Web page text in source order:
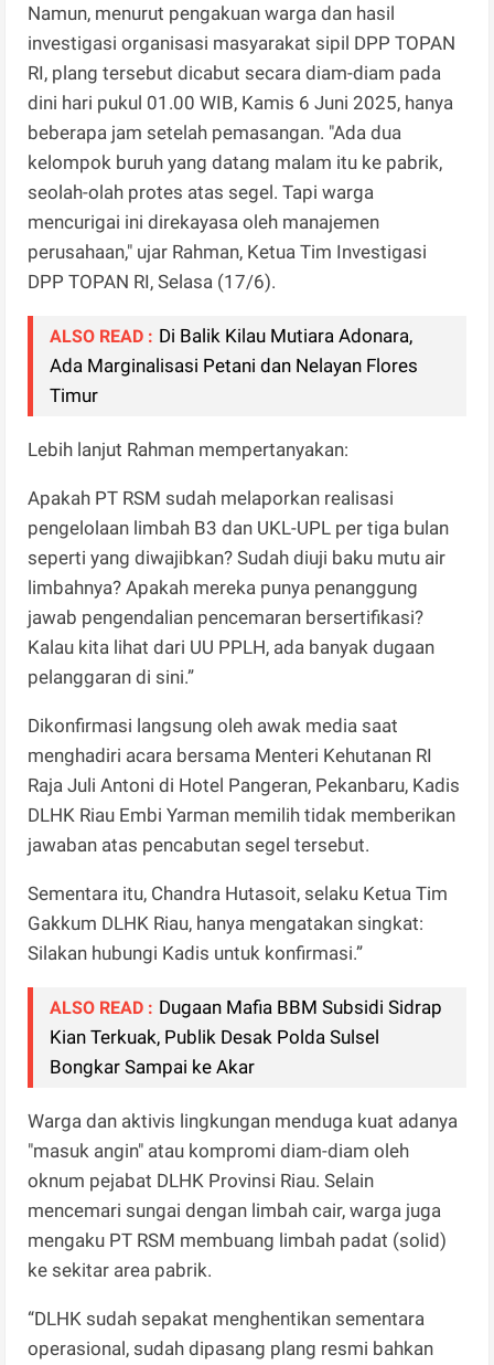
Namun, menurut pengakuan warga dan hasil
investigasi organisasi masyarakat sipil DPP TOPAN
RI, plang tersebut dicabut secara diam-diam pada
dini hari pukul 01.00 WIB, Kamis 6 Juni 2025, hanya
beberapa jam setelah pemasangan. "Ada dua
kelompok buruh yang datang malam itu ke pabrik,
seolah-olah protes atas segel. Tapi warga
mencurigai ini direkayasa oleh manajemen
perusahaan," ujar Rahman, Ketua Tim Investigasi
DPP TOPAN RI, Selasa (17/6).
ALSO READ : Di Balik Kilau Mutiara Adonara,
Ada Marginalisasi Petani dan Nelayan Flores
Timur
Lebih lanjut Rahman mempertanyakan:
Apakah PT RSM sudah melaporkan realisasi
pengelolaan limbah B3 dan UKL-UPL per tiga bulan
seperti yang diwajibkan? Sudah diuji baku mutu air
limbahnya? Apakah mereka punya penanggung
jawab pengendalian pencemaran bersertifikasi?
Kalau kita lihat dari UU PPLH, ada banyak dugaan
pelanggaran di sini.”
Dikonfirmasi langsung oleh awak media saat
menghadiri acara bersama Menteri Kehutanan RI
Raja Juli Antoni di Hotel Pangeran, Pekanbaru, Kadis
DLHK Riau Embi Yarman memilih tidak memberikan
jawaban atas pencabutan segel tersebut.
Sementara itu, Chandra Hutasoit, selaku Ketua Tim
Gakkum DLHK Riau, hanya mengatakan singkat:
Silakan hubungi Kadis untuk konfirmasi.”
ALSO READ : Dugaan Mafia BBM Subsidi Sidrap
Kian Terkuak, Publik Desak Polda Sulsel
Bongkar Sampai ke Akar
Warga dan aktivis lingkungan menduga kuat adanya
"masuk angin" atau kompromi diam-diam oleh
oknum pejabat DLHK Provinsi Riau. Selain
mencemari sungai dengan limbah cair, warga juga
mengaku PT RSM membuang limbah padat (solid)
ke sekitar area pabrik.
“DLHK sudah sepakat menghentikan sementara
operasional, sudah dipasang plang resmi bahkan